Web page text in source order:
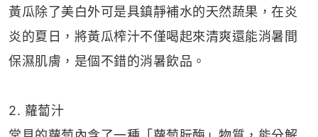
黃瓜除了美白外可是具鎮靜補水的天然蔬果，在炎
炎的夏日，將黃瓜榨汁不僅喝起來清爽還能消暑間
保濕肌膚，是個不錯的消暑飲品。
2. 蘿蔔汁